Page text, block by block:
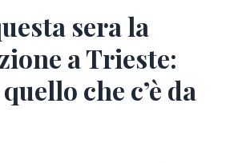
sera la
a Trieste:
che c’è da